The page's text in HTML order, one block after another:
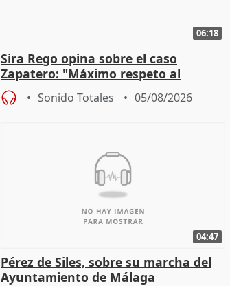
06:18
Sira Rego opina sobre el caso
Zapatero: "Máximo respeto al
proceso judicial"
Sonido Totales 05/08/2026
04:47
Pérez de Siles, sobre su marcha del
Ayuntamiento de Málaga